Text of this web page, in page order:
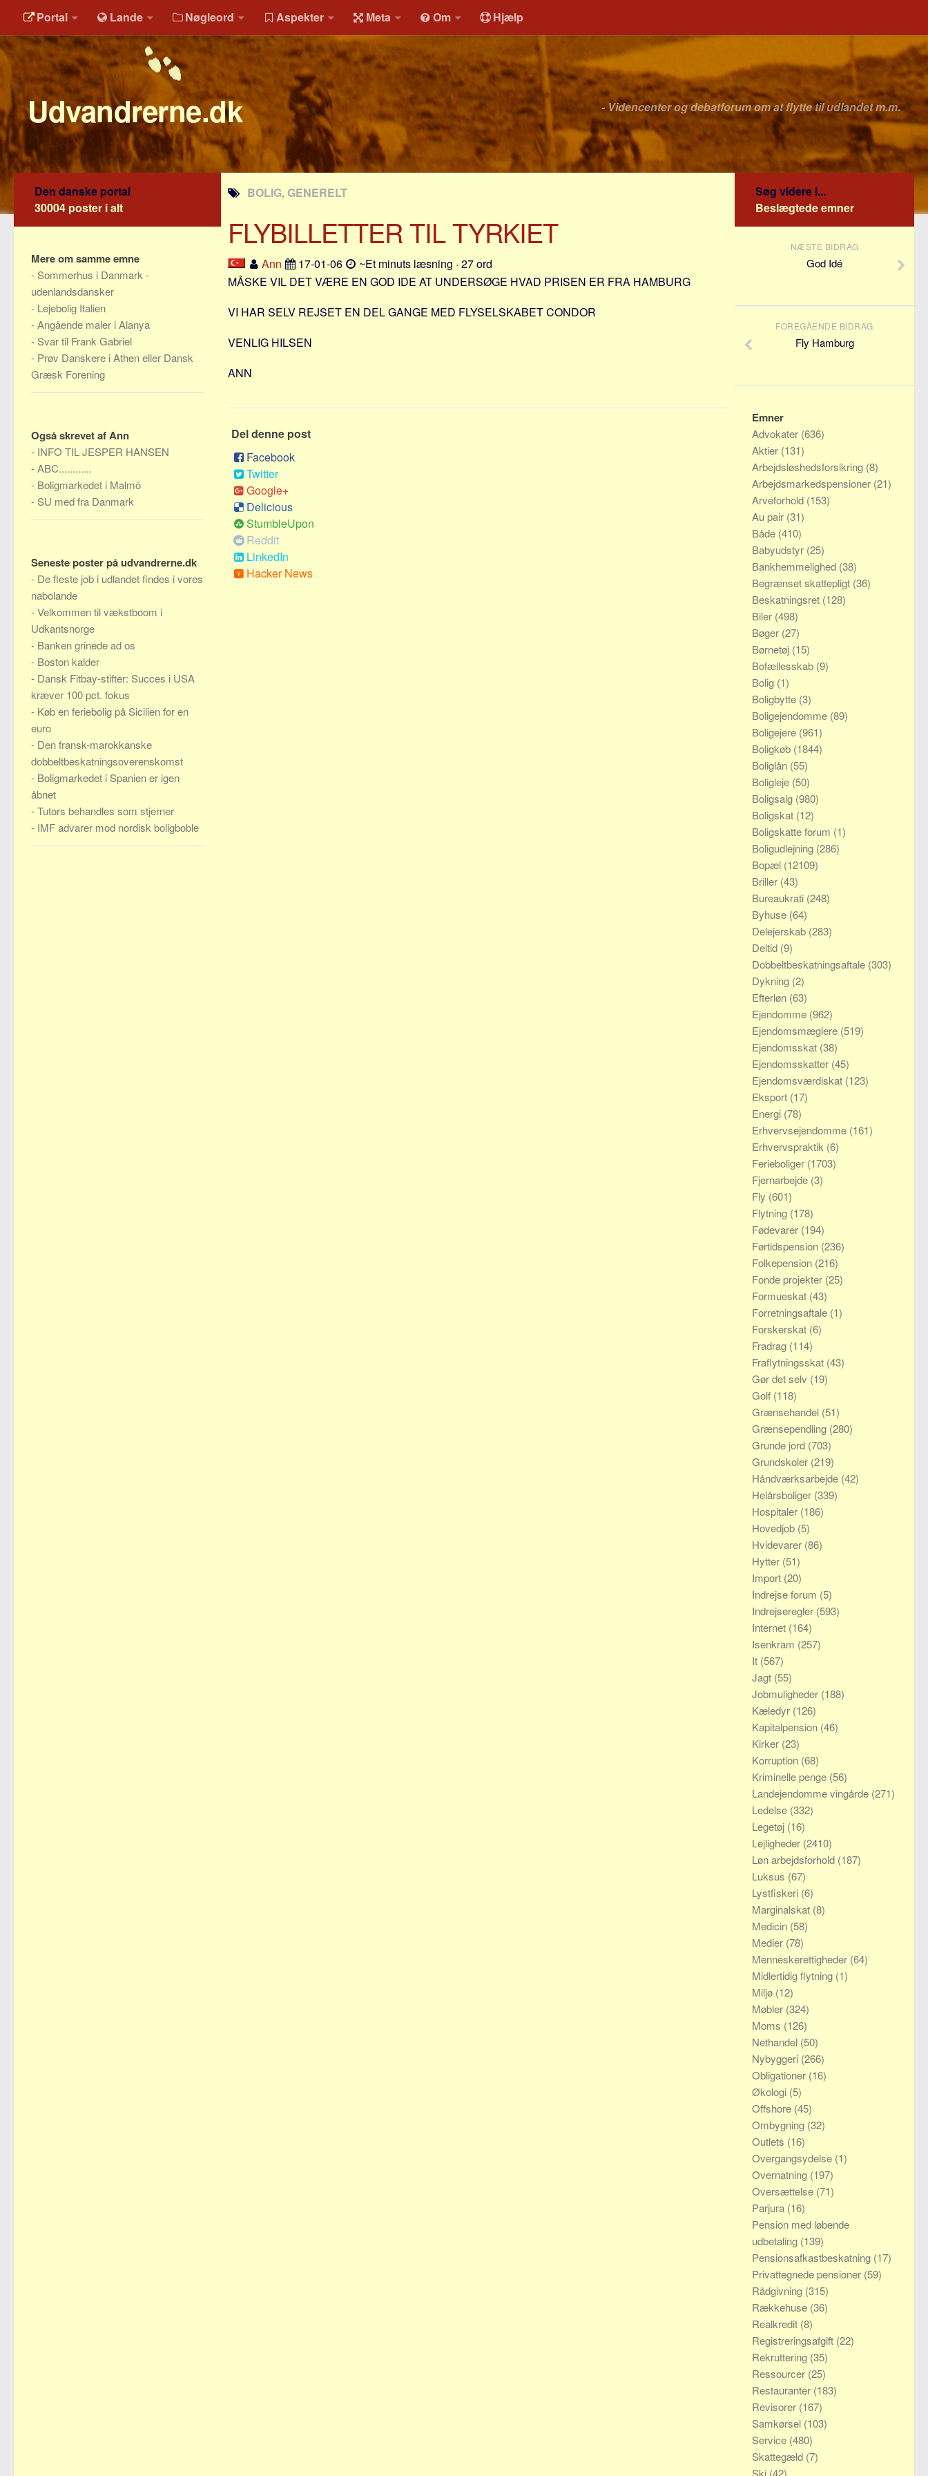
Portal Lande Nøgleord Aspekter Meta Om Hjælp
Udvandrerne.dk - Videncenter og debatforum om at flytte til udlandet m.m.
BOLIG, GENERELT
FLYBILLETTER TIL TYRKIET
Ann 17-01-06
~Et minuts læsning · 27 ord
MÅSKE VIL DET VÆRE EN GOD IDE AT UNDERSØGE HVAD PRISEN ER FRA HAMBURG
VI HAR SELV REJSET EN DEL GANGE MED FLYSELSKABET CONDOR
VENLIG HILSEN
ANN
Del denne post
Facebook
Twitter
Google+
Delicious
StumbleUpon
Reddit
LinkedIn
Hacker News
Den danske portal
30004 poster i alt
Mere om samme emne
- Sommerhus i Danmark -
udenlandsdansker
- Lejebolig Italien
-Angående maler i Alanya
- Svar til Frank Gabriel
- Prøv Danskere i Athen eller Dansk
Græsk Forening
Også skrevet af Ann
- INFO TIL JESPER HANSEN
-ABC............
- Boligmarkedet i Malmö
- SU med fra Danmark
Seneste poster på udvandrerne.dk
- De fleste job i udlandet findes i vores
nabolande
-Velkommen til vækstboom i
Udkantsnorge
- Banken grinede ad os
- Boston kalder
- Dansk Fitbay-stifter: Succes i USA
kræver 100 pct. fokus
- Køb en feriebolig på Sicilien for en
euro
- Den fransk-marokkanske
dobbeltbeskatningsoverenskomst
- Boligmarkedet i Spanien er igen
åbnet
-Tutors behandles som stjerner
- IMF advarer mod nordisk boligboble
Søg videre i...
Beslægtede emner
NÆSTE BIDRAG
God Idé
FOREGÅENDE BIDRAG
Fly Hamburg
Emner
Advokater (636)
Aktier (131)
Arbejdsløshedsforsikring (8)
Arbejdsmarkedspensioner (21)
Arveforhold (153)
Au pair (31)
Både (410)
Babyudstyr (25)
Bankhemmelighed (38)
Begrænset skattepligt (36)
Beskatningsret (128)
Biler (498)
Bøger (27)
Børnetøj (15)
Bofællesskab (9)
Bolig (1)
Boligbytte (3)
Boligejendomme (89)
Boligejere (961)
Boligkøb (1844)
Boliglån (55)
Boligleje (50)
Boligsalg (980)
Boligskat (12)
Boligskatte forum (1)
Boligudlejning (286)
Bopæl (12109)
Briller (43)
Bureaukrati (248)
Byhuse (64)
Delejerskab (283)
Deltid (9)
Dobbeltbeskatningsaftale (303)
Dykning (2)
Efterløn (63)
Ejendomme (962)
Ejendomsmæglere (519)
Ejendomsskat (38)
Ejendomsskatter (45)
Ejendomsværdiskat (123)
Eksport (17)
Energi (78)
Erhvervsejendomme (161)
Erhvervspraktik (6)
Ferieboliger (1703)
Fjernarbejde (3)
Fly (601)
Flytning (178)
Fødevarer (194)
Førtidspension (236)
Folkepension (216)
Fonde projekter (25)
Formueskat (43)
Forretningsaftale (1)
Forskerskat (6)
Fradrag (114)
Fraflytningsskat (43)
Gør det selv (19)
Golf (118)
Grænsehandel (51)
Grænsependling (280)
Grunde jord (703)
Grundskoler (219)
Håndværksarbejde (42)
Helårsboliger (339)
Hospitaler (186)
Hovedjob (5)
Hvidevarer (86)
Hytter (51)
Import (20)
Indrejse forum (5)
Indrejseregler (593)
Internet (164)
Isenkram (257)
It (567)
Jagt (55)
Jobmuligheder (188)
Kæledyr (126)
Kapitalpension (46)
Kirker (23)
Korruption (68)
Kriminelle penge (56)
Landejendomme vingårde (271)
Ledelse (332)
Legetøj (16)
Lejligheder (2410)
Løn arbejdsforhold (187)
Luksus (67)
Lystfiskeri (6)
Marginalskat (8)
Medicin (58)
Medier (78)
Menneskerettigheder (64)
Midlertidig flytning (1)
Miljø (12)
Møbler (324)
Moms (126)
Nethandel (50)
Nybyggeri (266)
Obligationer (16)
Økologi (5)
Offshore (45)
Ombygning (32)
Outlets (16)
Overgangsydelse (1)
Overnatning (197)
Oversættelse (71)
Parjura (16)
Pension med løbende
udbetaling (139)
Pensionsafkastbeskatning (17)
Privattegnede pensioner (59)
Rådgivning (315)
Rækkehuse (36)
Realkredit (8)
Registreringsafgift (22)
Rekruttering (35)
Ressourcer (25)
Restauranter (183)
Revisorer (167)
Samkørsel (103)
Service (480)
Skattegæld (7)
Ski (42)